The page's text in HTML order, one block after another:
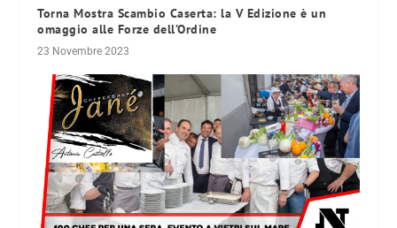
Torna Mostra Scambio Caserta: la V Edizione è un
omaggio alle Forze dell’Ordine
23 Novembre 2023